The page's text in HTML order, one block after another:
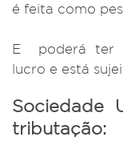
é feita como
E poderá ter
lucro e está
Sociedade
tributação: